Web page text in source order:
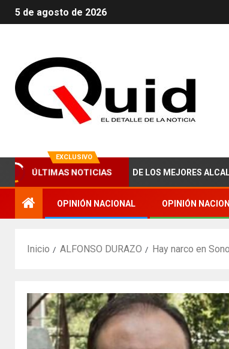
5 de agosto de 2026
EXCLUSIVO
ÚLTIMAS NOTICIAS
ABRAHAM ZAIED, UNO DE LOS MEJORES ALCALDES
OPINIÓN NACIONAL OPINIÓN
Inicio ALFONSO DURAZO Hay narco en